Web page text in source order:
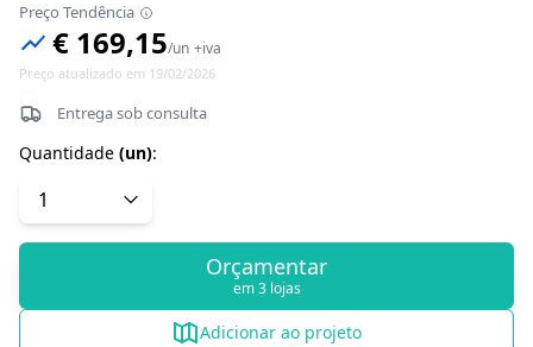
Preço Tendência
€ 169,15/un +iva
Preço atualizado em 19/02/2026
Entrega sob consulta
Quantidade (un):
Orçamentar
em 3 lojas
Adicionar ao projeto